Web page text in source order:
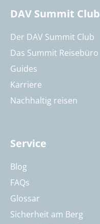
DAV Summit Club
Der DAV Summit Club
Das Summit Reisebüro
Guides
Karriere
Nachhaltig reisen
Service
Blog
FAQs
Glossar
Sicherheit am Berg